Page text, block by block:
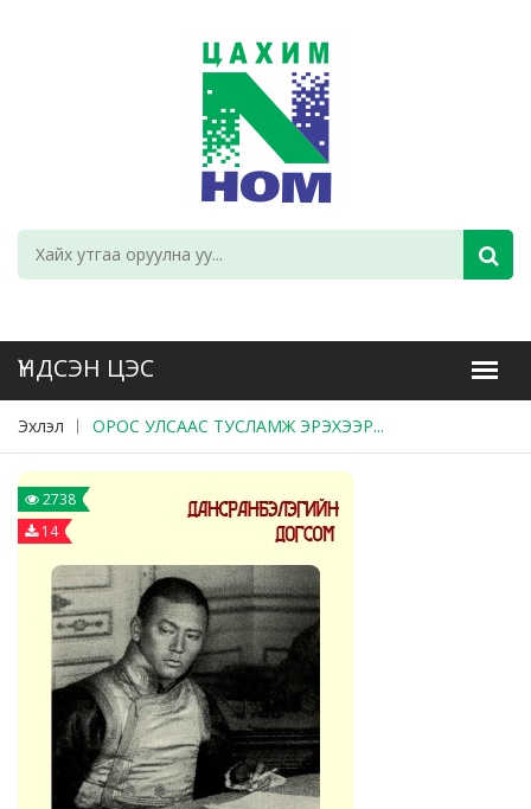
Эхлэл ОРОС УЛСААС ТУСЛАМЖ ЭРЭХЭЭР...
2738
14